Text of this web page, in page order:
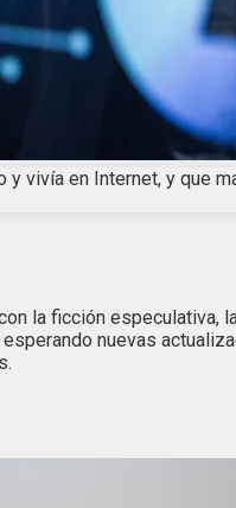
vivía en Internet, y que
la ficción
nuevas